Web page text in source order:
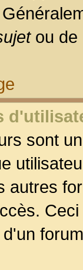
ou de
sont
autres